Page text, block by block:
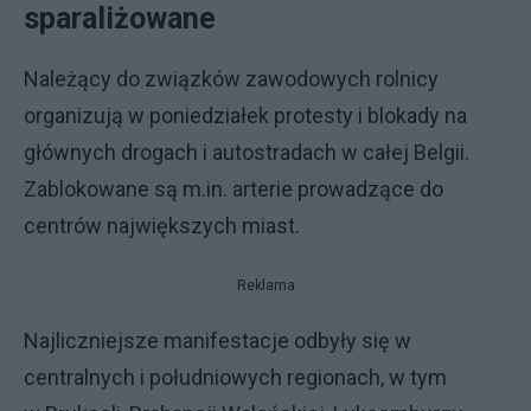
sparaliżowane
Należący do związków zawodowych rolnicy
organizują w poniedziałek protesty i blokady na
głównych drogach i autostradach w całej Belgii.
Zablokowane są m.in. arterie prowadzące do
centrów największych miast.
Reklama
Najliczniejsze manifestacje odbyły się w
centralnych i południowych regionach, w tym